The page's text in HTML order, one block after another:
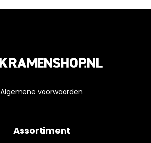
Algemene voorwaarden
Assortiment